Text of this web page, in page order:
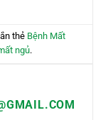
thẻ Bệnh Mất
ngủ.